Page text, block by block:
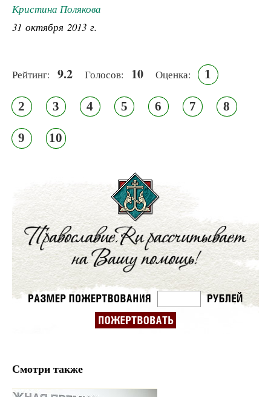
Кристина Полякова
31 октября 2013 г.
Рейтинг: 9.2 Голосов: 10 Оценка: 1
2 3 4 5 6 7 8
9 10
Смотри также